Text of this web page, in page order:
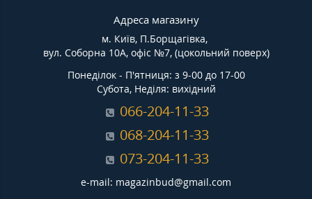
Адреса магазину
м. Київ, П.Борщагівка,
вул. Соборна 10А, офіс №7, (цокольний поверх)
Понеділок - П'ятниця: з 9-00 до 17-00
Субота, Неділя: вихідний
066-204-11-33
068-204-11-33
073-204-11-33
e-mail: magazinbud@gmail.com